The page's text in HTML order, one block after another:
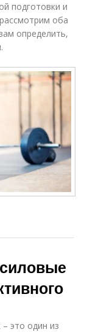
подготовки и
оба
определить,
это один из